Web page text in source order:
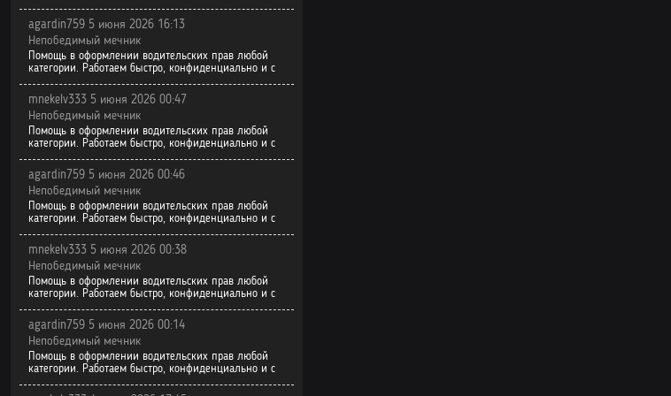
agardin759 5 июня 2026 16:13
Непобедимый мечник
Помощь в оформлении водительских прав любой
категории. Работаем быстро, конфиденциально и с
mnekelv333 5 июня 2026 00:47
Непобедимый мечник
Помощь в оформлении водительских прав любой
категории. Работаем быстро, конфиденциально и с
agardin759 5 июня 2026 00:46
Непобедимый мечник
Помощь в оформлении водительских прав любой
категории. Работаем быстро, конфиденциально и с
mnekelv333 5 июня 2026 00:38
Непобедимый мечник
Помощь в оформлении водительских прав любой
категории. Работаем быстро, конфиденциально и с
agardin759 5 июня 2026 00:14
Непобедимый мечник
Помощь в оформлении водительских прав любой
категории. Работаем быстро, конфиденциально и с